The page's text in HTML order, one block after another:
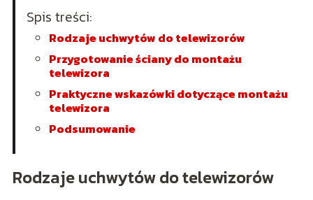
Spis treści:
Rodzaje uchwytów do telewizorów
Przygotowanie ściany do montażu
telewizora
Praktyczne wskazówki dotyczące montażu
telewizora
Podsumowanie
Rodzaje uchwytów do telewizorów